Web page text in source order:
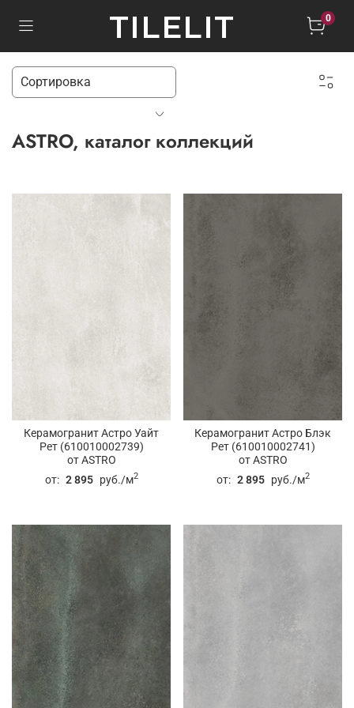
TILELIT 0
ASTRO, каталог коллекций
Керамогранит Астро Уайт
Рет (610010002739)
от ASTRO
от: 2 895 руб./м2
Керамогранит Астро Блэк
Рет (610010002741)
от ASTRO
от: 2 895 руб./м2